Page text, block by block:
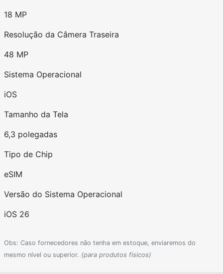
18 MP
Resolução da Câmera Traseira
48 MP
Sistema Operacional
iOS
Tamanho da Tela
6,3 polegadas
Tipo de Chip
eSIM
Versão do Sistema Operacional
iOS 26
Obs: Caso fornecedores não tenha em estoque, enviaremos do
mesmo nível ou superior. (para produtos fisicos)